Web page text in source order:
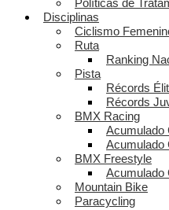
Políticas de
Disciplinas
Ciclismo
Ruta
Ranking
Pista
Récords
Récords
BMX Racing
Acumulado
Acumulado
BMX Freestyle
Acumulado
Mountain Bike
Paracycling